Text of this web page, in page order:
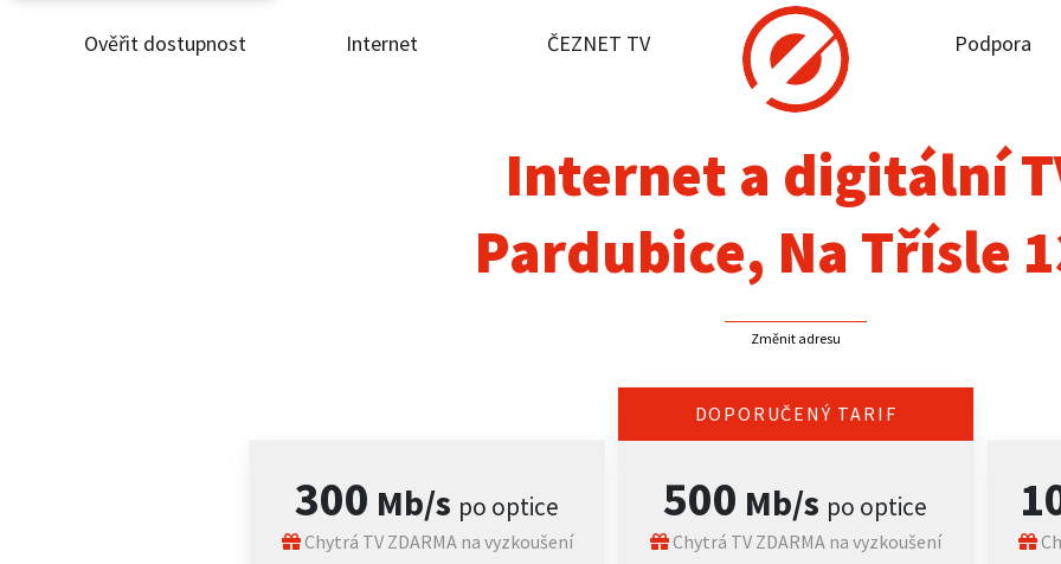
Ověřit dostupnost Internet ČEZNET TV Podpora
Internet
Podpora
Internet a digitální
Pardubice, Na Třísle
Změnit adresu
300 Mb/s po optice
Chytrá TV ZDARMA na vyzkoušení
DOPORUČENÝ TARIF
500 Mb/s po optice
Chytrá TV ZDARMA na vyzkoušení